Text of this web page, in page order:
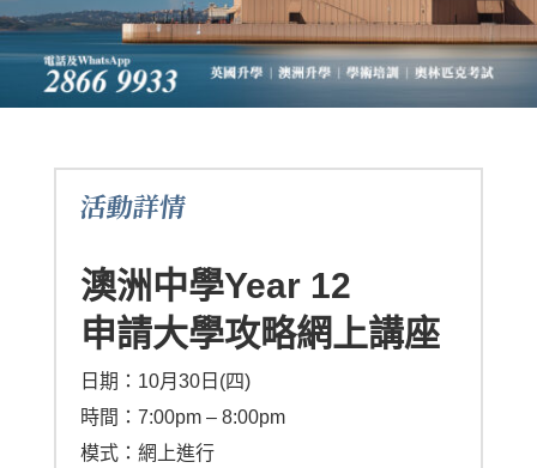
活動詳情
澳洲中學Year 12
申請大學攻略網上講座
日期：10月30日(四)
時間：7:00pm – 8:00pm
模式：網上進行